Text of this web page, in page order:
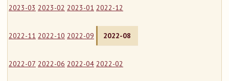
2023-03 2023-02 2023-01 2022-12
2022-11 2022-10 2022-09 2022-08
2022-07 2022-06 2022-04 2022-02